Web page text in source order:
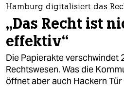
themen
politik
öko
gesellschaft
Hamburg digitalisiert das
„Das Recht ist
effektiv“
Die Papierakte verschwindet
Rechtswesen. Was die
öffnet aber auch Hackern Tür